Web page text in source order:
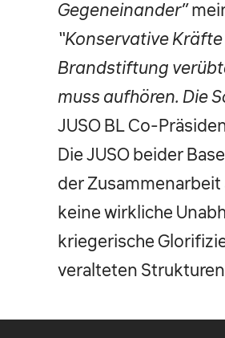
Gegeneinander”
“Konservative
Brandstiftung
muss aufhören. Die
JUSO BL Co-
Die JUSO beider
der
keine wirkliche
kriegerische
veralteten